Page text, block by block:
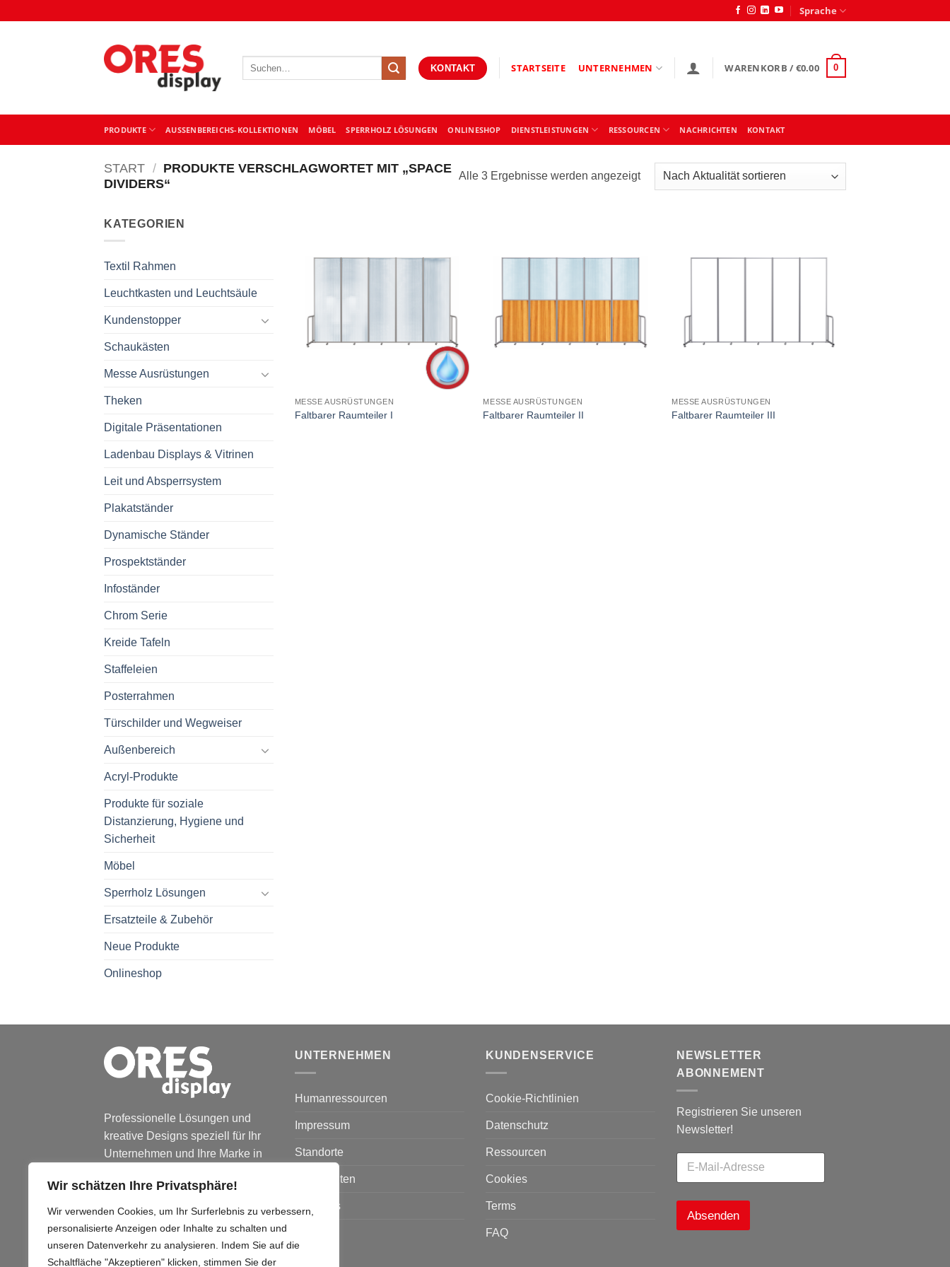
Wir schätzen Ihre Privatsphäre!
Wir verwenden Cookies, um Ihr Surferlebnis zu verbessern,
personalisierte Anzeigen oder Inhalte zu schalten und
unseren Datenverkehr zu analysieren. Indem Sie auf die
Schaltfläche "Akzeptieren" klicken, stimmen Sie der
Sprache
KONTAKT STARTSEITE UNTERNEHMEN WARENKORB / €0.00 0
PRODUKTE AUSSENBEREICHS-KOLLEKTIONEN MÖBEL SPERRHOLZ LÖSUNGEN ONLINESHOP DIENSTLEISTUNGEN RESSOURCEN NACHRICHTEN KONTAKT
START / PRODUKTE VERSCHLAGWORTET MIT „SPACE
DIVIDERS“
Alle 3 Ergebnisse werden angezeigtNach
Aktualität
KATEGORIEN
Textil Rahmen
Leuchtkasten und Leuchtsäule
Kundenstopper
Schaukästen
Messe Ausrüstungen
Theken
Digitale Präsentationen
Ladenbau Displays & Vitrinen
Leit und Absperrsystem
Plakatständer
Dynamische Ständer
Prospektständer
Infoständer
Chrom Serie
Kreide Tafeln
Staffeleien
Posterrahmen
Türschilder und Wegweiser
Außenbereich
Acryl-Produkte
Produkte für soziale
Distanzierung, Hygiene und
Sicherheit
Möbel
Sperrholz Lösungen
Ersatzteile & Zubehör
Neue Produkte
Onlineshop
MESSE AUSRÜSTUNGEN
Faltbarer Raumteiler I
MESSE AUSRÜSTUNGEN
Faltbarer Raumteiler II
MESSE AUSRÜSTUNGEN
Faltbarer Raumteiler III
Professionelle Lösungen und
kreative Designs speziell für Ihr
Unternehmen und Ihre Marke in
Verkaufsförderungssystemen.
UNTERNEHMEN
Humanressourcen
Impressum
Standorte
Nachrichten
Über uns
KUNDENSERVICE
Cookie-Richtlinien
Datenschutz
Ressourcen
Cookies
Terms
FAQ
NEWSLETTER
ABONNEMENT
Registrieren Sie unseren
Newsletter!
Absenden